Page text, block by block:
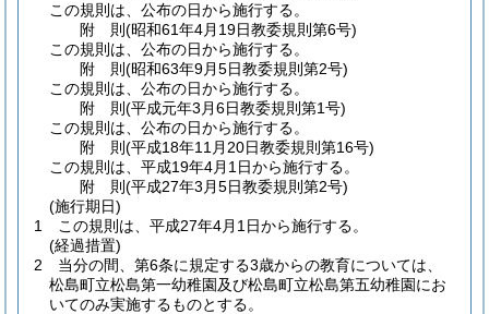
この規則は、公布の日から施行する。
附 則(昭和61年4月19日教委規則第6号)
この規則は、公布の日から施行する。
附 則(昭和63年9月5日教委規則第2号)
この規則は、公布の日から施行する。
附 則(平成元年3月6日教委規則第1号)
この規則は、公布の日から施行する。
附 則(平成18年11月20日教委規則第16号)
この規則は、平成19年4月1日から施行する。
附 則(平成27年3月5日教委規則第2号)
(施行期日)
1
この規則は、平成27年4月1日から施行する。
(経過措置)
2
当分の間、第6条に規定する3歳からの教育については、
松島町立松島第一幼稚園及び松島町立松島第五幼稚園にお
いてのみ実施するものとする。